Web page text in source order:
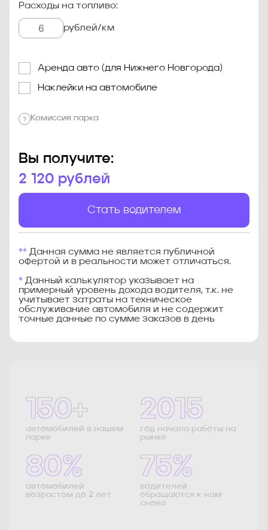
Расходы на топливо:
рублей/км
Аренда авто (для Нижнего Новгорода)
Наклейки на автомобиле
Комиссия парка
Вы получите:
2 120 рублей
Стать водителем
** Данная сумма не является публичной
офертой и в реальности может отличаться.
* Данный калькулятор указывает на
примерный уровень дохода водителя, т.к. не
учитывает затраты на техническое
обслуживание автомобиля и не содержит
точные данные по сумме заказов в день
150+
автомобилей в нашем
парке
2015
год начала работы на
рынке
80%
автомобилей
возрастом до 2 лет
75%
водителей
обращаются к нам
снова